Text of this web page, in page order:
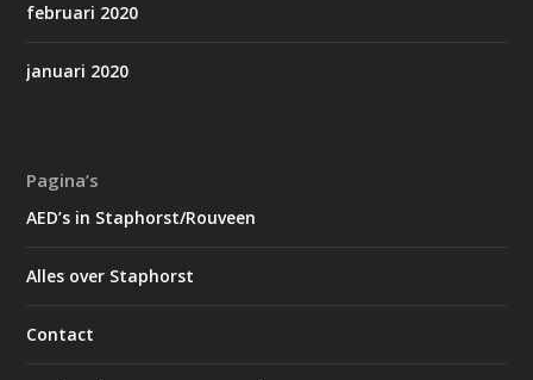
februari 2020
januari 2020
Pagina’s
AED’s in Staphorst/Rouveen
Alles over Staphorst
Contact